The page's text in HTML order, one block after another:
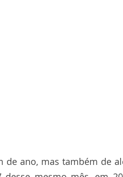
ano, mas também de